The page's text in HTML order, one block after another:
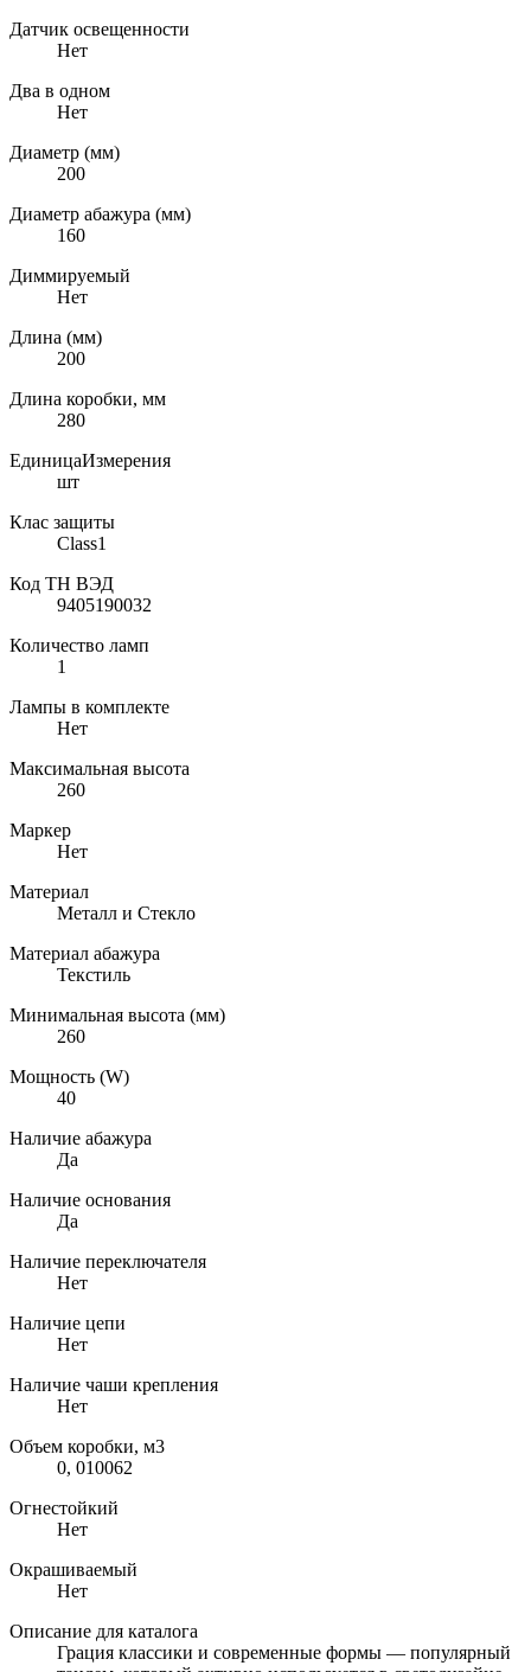
Датчик освещенности
Нет
Два в одном
Нет
Диаметр (мм)
200
Диаметр абажура (мм)
160
Диммируемый
Нет
Длина (мм)
200
Длина коробки, мм
280
ЕдиницаИзмерения
шт
Клас защиты
Class1
Код ТН ВЭД
9405190032
Количество ламп
1
Лампы в комплекте
Нет
Максимальная высота
260
Маркер
Нет
Материал
Металл и Стекло
Материал абажура
Текстиль
Минимальная высота (мм)
260
Мощность (W)
40
Наличие абажура
Да
Наличие основания
Да
Наличие переключателя
Нет
Наличие цепи
Нет
Наличие чаши крепления
Нет
Объем коробки, м3
0, 010062
Огнестойкий
Нет
Окрашиваемый
Нет
Описание для каталога
Грация классики и современные формы — популярный